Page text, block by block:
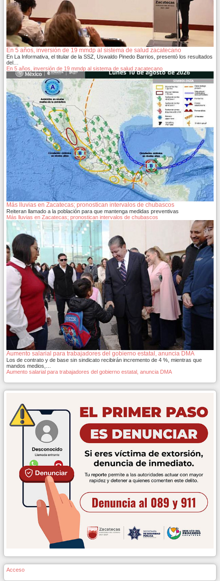
En 5 años, inversión de 19 mmdp al sistema de salud zacatecano
En La Informativa, el titular de la SSZ, Uswaldo Pinedo Barrios, presentó los resultados
del…
En 5 años, inversión de 19 mmdp al sistema de salud zacatecano
Más lluvias en Zacatecas; pronostican intervalos de chubascos
Reiteran llamado a la población para que mantenga medidas preventivas
Más lluvias en Zacatecas; pronostican intervalos de chubascos
Aumento salarial para trabajadores del gobierno estatal, anuncia DMA
Los de contrato y de base sin sindicato recibirán incremento de 4 %, mientras que
mandos medios,…
Aumento salarial para trabajadores del gobierno estatal, anuncia DMA
Acceso